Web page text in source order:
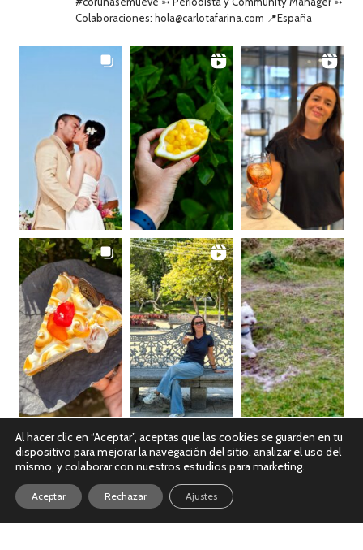
Colaboraciones: hola@carlotafarina.com 📍España
Ver en Instagram
Al hacer clic en “Aceptar”, aceptas que las cookies se guarden en tu
dispositivo para mejorar la navegación del sitio, analizar el uso del
mismo, y colaborar con nuestros estudios para marketing.
Aceptar Rechazar Ajustes